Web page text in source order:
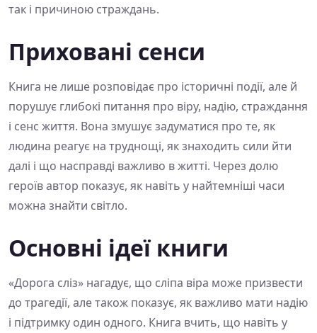
так і причиною страждань.
Приховані сенси
Книга не лише розповідає про історичні події, але й
порушує глибокі питання про віру, надію, страждання
і сенс життя. Вона змушує задуматися про те, як
людина реагує на труднощі, як знаходить сили йти
далі і що насправді важливо в житті. Через долю
героїв автор показує, як навіть у найтемніші часи
можна знайти світло.
Основні ідеї книги
«Дорога сліз» нагадує, що сліпа віра може призвести
до трагедії, але також показує, як важливо мати надію
і підтримку один одного. Книга вчить, що навіть у